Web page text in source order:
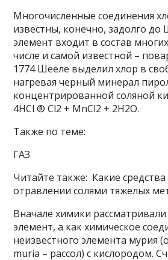
Многочисленные соединения
известны, конечно, задолго до
элемент входит в состав
числе и самой известной –
1774 Шееле выделил хлор в
нагревая черный минерал
концентрированной соляной
4HCl ® Cl2 + MnCl2 + 2H2O.
Также по теме:
ГАЗ
Читайте также: Какие
отравлении солями тяжелых
Вначале химики
элемент, а как химическое
неизвестного элемента мурия
muria – рассол) с кислородом.